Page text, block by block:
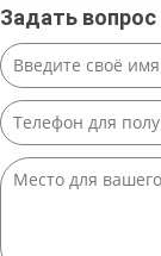
Задать вопрос